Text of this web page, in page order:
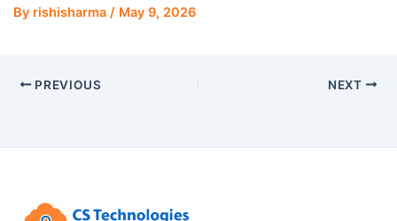
By rishisharma / May 9, 2026
PREVIOUS NEXT